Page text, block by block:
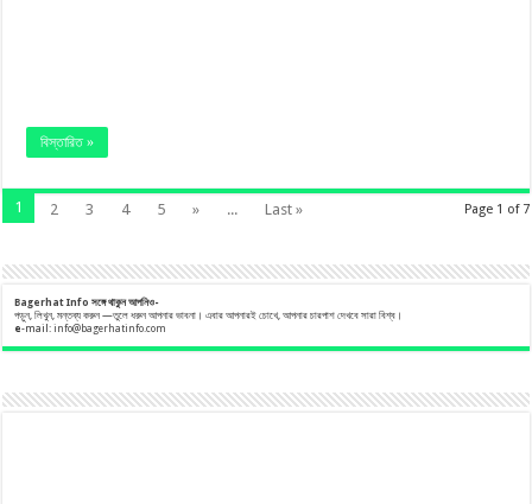
বিস্তারিত »
Page 1 of 7
1 2 3 4 5 » ... Last »
Bagerhat Info সঙ্গেথাকুনআপনিও-
পড়ুন, লিখুন, মন্তব্য করুন —তুলে ধরুন আপনার ভাবনা। এবার আপনারই চোখে, আপনার চারপাশ দেখবে সারা বিশ্ব।
e-mail:info@bagerhatinfo.com